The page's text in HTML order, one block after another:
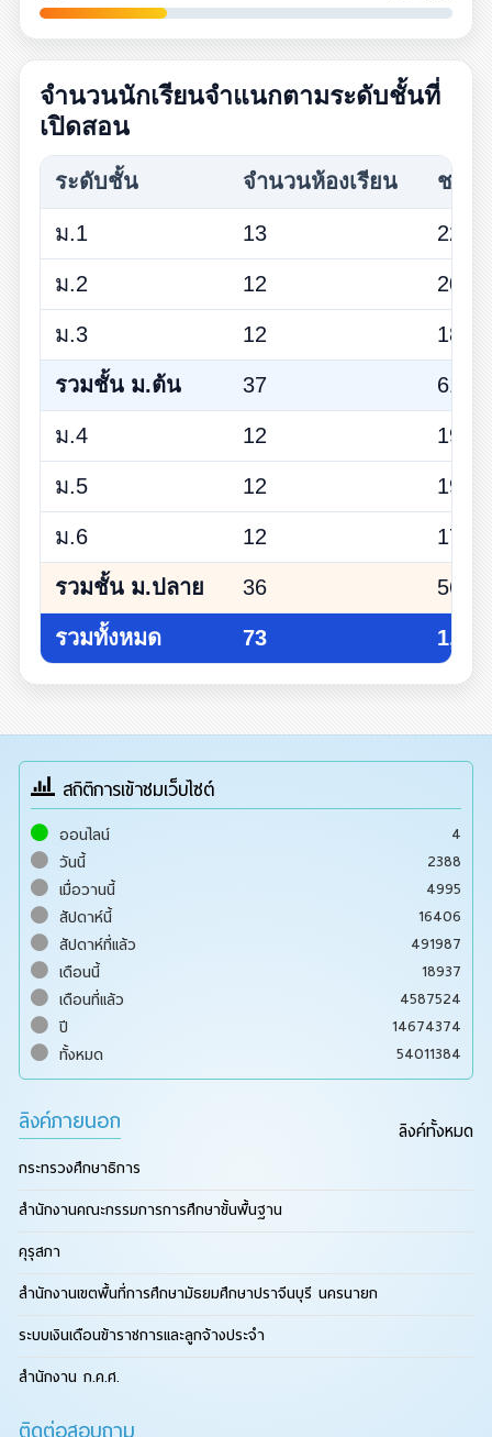
จำนวนนักเรียนจำแนกตามระดับชั้นที่
เปิดสอน
ระดับชั้น จำนวนห้องเรียน ชาย
ม.1 13 222
ม.2 12 205
ม.3 12 185
รวมชั้น ม.ต้น 37 612
ม.4 12 196
ม.5 12 197
ม.6 12 174
รวมชั้น ม.ปลาย 36 567
รวมทั้งหมด 73 1,179
สถิติการเข้าชมเว็บไซต์
ออนไลน์
4
วันนี้
2388
เมื่อวานนี้
4995
สัปดาห์นี้
16406
สัปดาห์ที่แล้ว
491987
เดือนนี้
18937
เดือนที่แล้ว
4587524
ปี
14674374
ทั้งหมด
54011384
ลิงค์ภายนอก ลิงค์ทั้งหมด
กระทรวงศึกษาธิการ
สำนักงานคณะกรรมการการศึกษาขั้นพื้นฐาน
คุรุสภา
สำนักงานเขตพื้นที่การศึกษามัธยมศึกษาปราจีนบุรี นครนายก
ระบบเงินเดือนข้าราชการและลูกจ้างประจำ
สำนักงาน ก.ค.ศ.